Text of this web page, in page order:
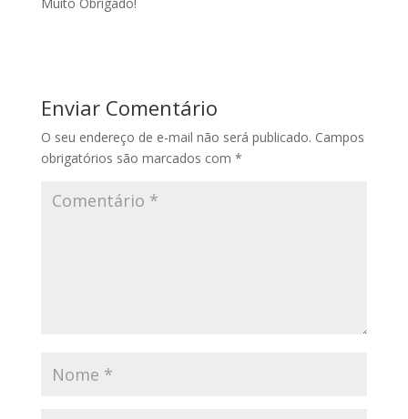
Enviar Comentário
O seu endereço de e-mail não será publicado. Campos
obrigatórios são marcados com *